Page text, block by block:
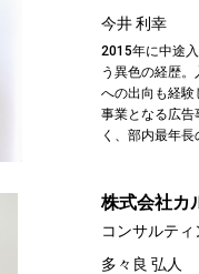
今井 利幸
2015年に中途
う異色の経歴
への出向も経験
事業となる広告
く、部内最年
株式会社カ
コンサルテ
多々良 弘人